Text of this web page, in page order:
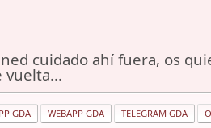
cuidado ahí fuera, os
vuelta...
GDA WEBAPP GDA TELEGRAM GDA